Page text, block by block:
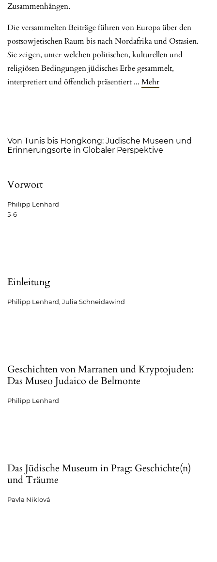
Zusammenhängen.
Die versammelten Beiträge führen von Europa über den
postsowjetischen Raum bis nach Nordafrika und Ostasien.
Sie zeigen, unter welchen politischen, kulturellen und
religiösen Bedingungen jüdisches Erbe gesammelt,
interpretiert und öffentlich präsentiert ... Mehr
Von Tunis bis Hongkong: Jüdische Museen und
Erinnerungsorte in Globaler Perspektive
Vorwort
Philipp Lenhard
5-6
Einleitung
Philipp Lenhard, Julia Schneidawind
Geschichten von Marranen und Kryptojuden:
Das Museo Judaico de Belmonte
Philipp Lenhard
Das Jüdische Museum in Prag: Geschichte(n)
und Träume
Pavla Niklová